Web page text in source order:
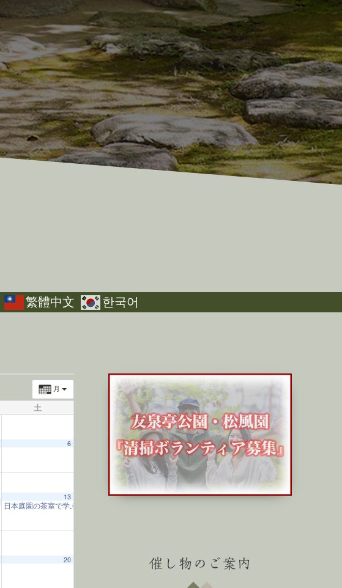
繁體中文 한국어
月
土
6
13
日本庭園の茶室で学ぶ子ども将棋教室
20 催し物のご案内